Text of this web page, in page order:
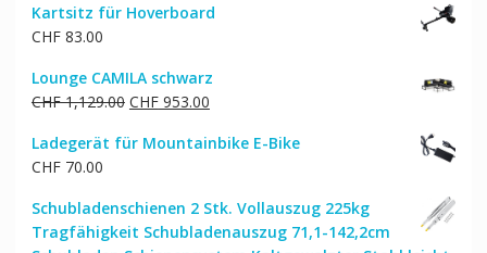
war:
ist:
Kartsitz für Hoverboard
CHF83.00
Lounge CAMILA schwarz
CHF1,129.00 Ursprünglicher
war:
CHF953.00Aktueller
ist:
Ladegerät für Mountainbike E-Bike
CHF70.00
Schubladenschienen 2 Stk. Vollauszug 225kg
Tragfähigkeit Schubladenauszug 71,1-142,2cm